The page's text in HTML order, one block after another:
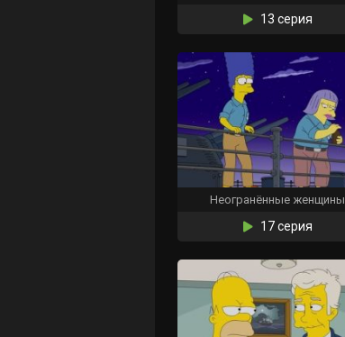
13 серия
Неогранённые женщины
17 серия